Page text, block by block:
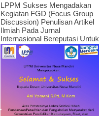
LPPM Sukses Mengadakan
Kegiatan FGD (Focus Group
Discussion) Penulisan Artikel
Ilmiah Pada Jurnal
Internasional Bereputasi Untuk
Dosen-Dosen Universitas
Nusa Mandiri Tahun 2022
July 27, 2022